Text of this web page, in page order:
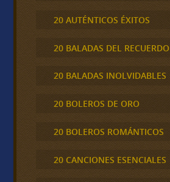
20 AUTÉNTICOS ÉXITOS
20 BALADAS DEL RECUERDO
20 BALADAS INOLVIDABLES
20 BOLEROS DE ORO
20 BOLEROS ROMÁNTICOS
20 CANCIONES ESENCIALES